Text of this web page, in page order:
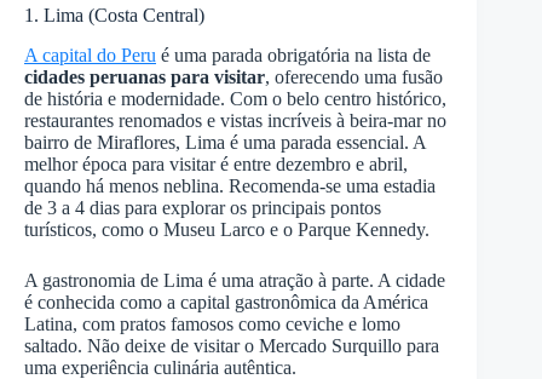
1. Lima (Costa Central)
A capital do Peru é uma parada obrigatória na lista de
cidades peruanas para visitar, oferecendo uma fusão
de história e modernidade. Com o belo centro histórico,
restaurantes renomados e vistas incríveis à beira-mar no
bairro de Miraflores, Lima é uma parada essencial. A
melhor época para visitar é entre dezembro e abril,
quando há menos neblina. Recomenda-se uma estadia
de 3 a 4 dias para explorar os principais pontos
turísticos, como o Museu Larco e o Parque Kennedy.
A gastronomia de Lima é uma atração à parte. A cidade
é conhecida como a capital gastronômica da América
Latina, com pratos famosos como ceviche e lomo
saltado. Não deixe de visitar o Mercado Surquillo para
uma experiência culinária autêntica.